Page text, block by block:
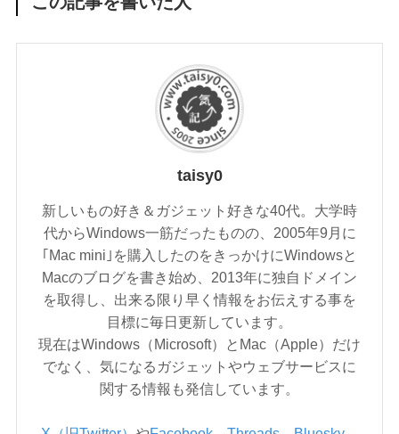
taisy0
新しいもの好き＆ガジェット好きな40代。大学時
代からWindows一筋だったものの、2005年9月に
｢Mac mini｣を購入したのをきっかけにWindowsと
Macのブログを書き始め、2013年に独自ドメイン
を取得し、出来る限り早く情報をお伝えする事を
目標に毎日更新しています。
現在はWindows（Microsoft）とMac（Apple）だけ
でなく、気になるガジェットやウェブサービスに
関する情報も発信しています。